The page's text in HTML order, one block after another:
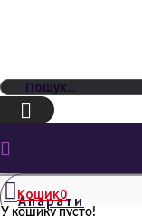
Апарати
Кошик0
У кошику пусто!